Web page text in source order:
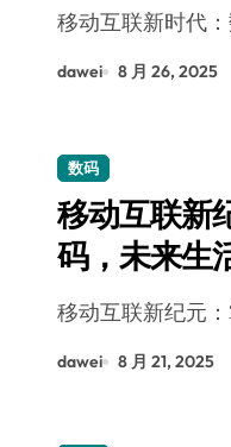
移动互联新时代
dawei 8 月 26, 2025
数码
移动互联新
码，未来生
移动互联新纪元
dawei 8 月 21, 2025